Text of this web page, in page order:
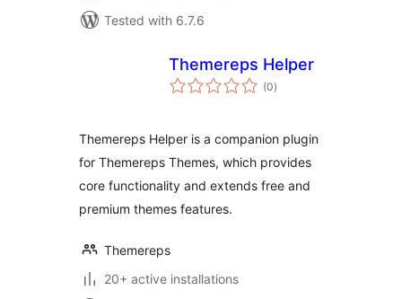
Tested with 6.7.6
Themereps Helper
(0total
ratings
)
Themereps Helper is a companion plugin
for Themereps Themes, which provides
core functionality and extends free and
premium themes features.
Themereps
20+ active installations